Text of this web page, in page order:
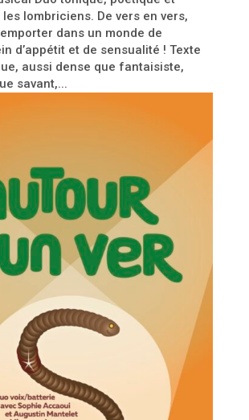
lombriciens. De vers en vers,
dans un monde de
d’appétit et de sensualité ! Texte
aussi dense que fantaisiste,
savant,...